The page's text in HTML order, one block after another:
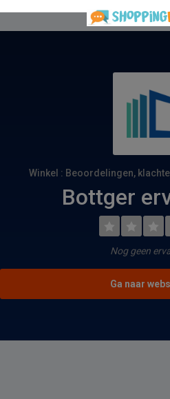
Winkel : Beoordelingen,
Bottger
Nog geen
Ga naar